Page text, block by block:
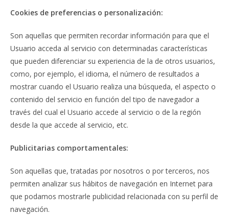
Cookies de preferencias o personalización:
Son aquellas que permiten recordar información para que el
Usuario acceda al servicio con determinadas características
que pueden diferenciar su experiencia de la de otros usuarios,
como, por ejemplo, el idioma, el número de resultados a
mostrar cuando el Usuario realiza una búsqueda, el aspecto o
contenido del servicio en función del tipo de navegador a
través del cual el Usuario accede al servicio o de la región
desde la que accede al servicio, etc.
Publicitarias comportamentales:
Son aquellas que, tratadas por nosotros o por terceros, nos
permiten analizar sus hábitos de navegación en Internet para
que podamos mostrarle publicidad relacionada con su perfil de
navegación.